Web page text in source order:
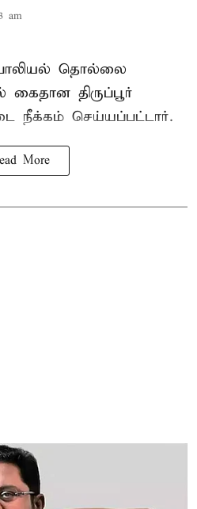
am
பாலியல் தொல்லை
கைதான திருப்பூர்
நீக்கம் செய்யப்பட்டார்.
More